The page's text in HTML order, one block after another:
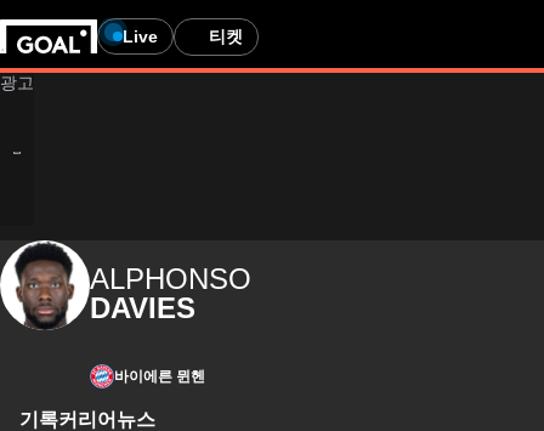
Live 티켓
ALPHONSO
DAVIES
바이에른 뮌헨
기록커리어 뉴스